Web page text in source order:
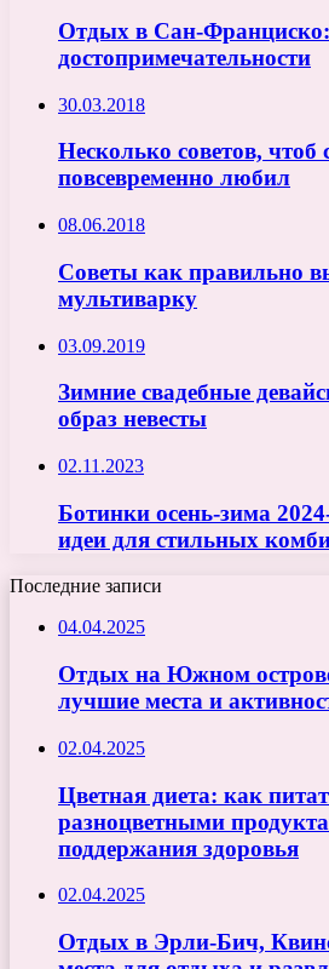
Отдых в Сан-
достопримечательности
30.03.2018
Несколько советов, чтоб
повсевременно любил
08.06.2018
Советы как правильно
мультиварку
03.09.2019
Зимние свадебные
образ невесты
02.11.2023
Ботинки осень-зима
идеи для стильных
Последние записи
04.04.2025
Отдых на Южном
лучшие места и
02.04.2025
Цветная диета: как
разноцветными
поддержания здоровья
02.04.2025
Отдых в Эрли-Бич,